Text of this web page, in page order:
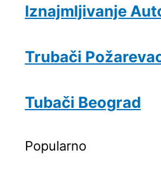
Iznajmljivanje
Trubači
Tubači Beograd
Popularno